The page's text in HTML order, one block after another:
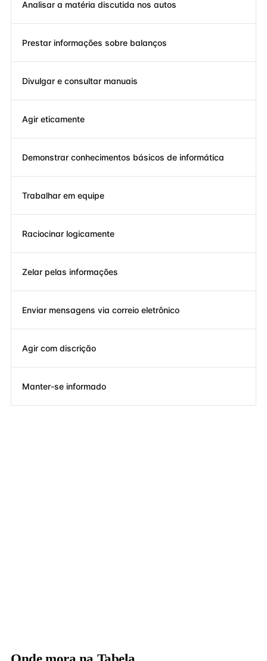
Analisar a matéria discutida nos autos
Prestar informações sobre balanços
Divulgar e consultar manuais
Agir eticamente
Demonstrar conhecimentos básicos de informática
Trabalhar em equipe
Raciocinar logicamente
Zelar pelas informações
Enviar mensagens via correio eletrônico
Agir com discrição
Manter-se informado